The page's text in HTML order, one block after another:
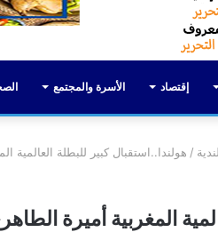
إقتصاد الأسرة والمجتمع
/ هولندا..استقبال كبير للبطلة
المغربية أميرة